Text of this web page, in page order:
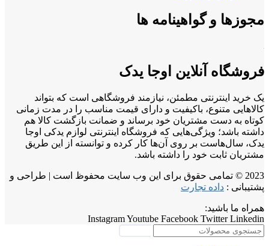
مجوزها و گواهینامه ها
فروشگاه آنلاین اوجا یدک
یک خرید اینترنتی مطمئن، نیازمند فروشگاهی است که بتواند
کالاهایی متنوع، باکیفیت و دارای قیمت مناسب را در مدت زمانی
کوتاه به دست مشتریان خود برساند و ضمانت بازگشت کالا هم
داشته باشد؛ ویژگی‌هایی که فروشگاه اینترنتی لوازم یدکی اوجا
یدک، سال‌هاست بر روی آن‌ها کار کرده و توانسته از این طریق
مشتریان ثابت خود را داشته باشد.
2023 © تمامی حقوق برای این وب سایت محفوظ است | طراحی و
پشتیبانی : داده تجارت
همراه ما باشید:
InstagramYoutube Facebook Twitter Linkedin